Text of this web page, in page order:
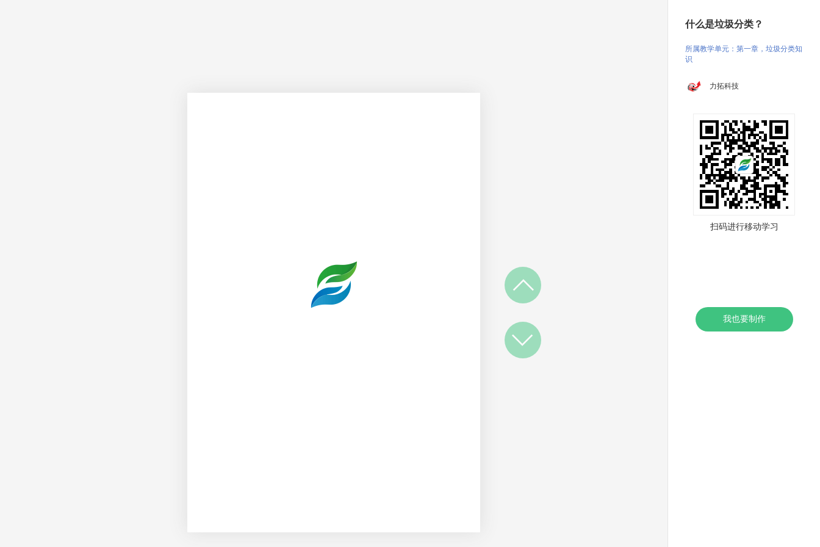
什么是垃圾分类？
所属教学单元：第一章，垃圾分类知
识
力拓科技
扫码进行移动学习
我也要制作